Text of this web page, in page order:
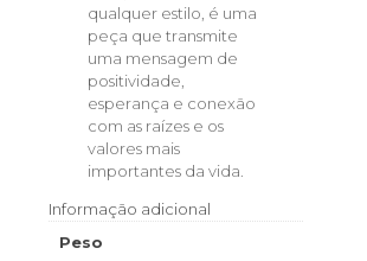
qualquer estilo, é uma
peça que transmite
uma mensagem de
positividade,
esperança e conexão
com as raízes e os
valores mais
importantes da vida.
Informação adicional
Peso